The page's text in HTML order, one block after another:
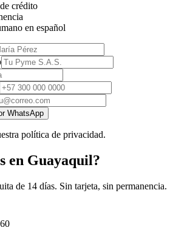
crédito
en español
WhatsApp
política de privacidad.
en Guayaquil?
de 14 días. Sin tarjeta, sin permanencia.